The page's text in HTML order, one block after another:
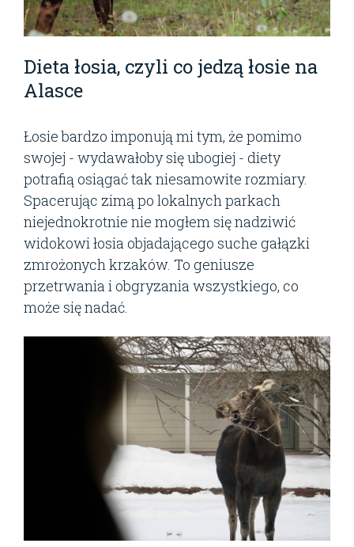
Dieta łosia, czyli co jedzą łosie na
Alasce
Łosie bardzo imponują mi tym, że pomimo
swojej - wydawałoby się ubogiej - diety
potrafią osiągać tak niesamowite rozmiary.
Spacerując zimą po lokalnych parkach
niejednokrotnie nie mogłem się nadziwić
widokowi łosia objadającego suche gałązki
zmrożonych krzaków. To geniusze
przetrwania i obgryzania wszystkiego, co
może się nadać.